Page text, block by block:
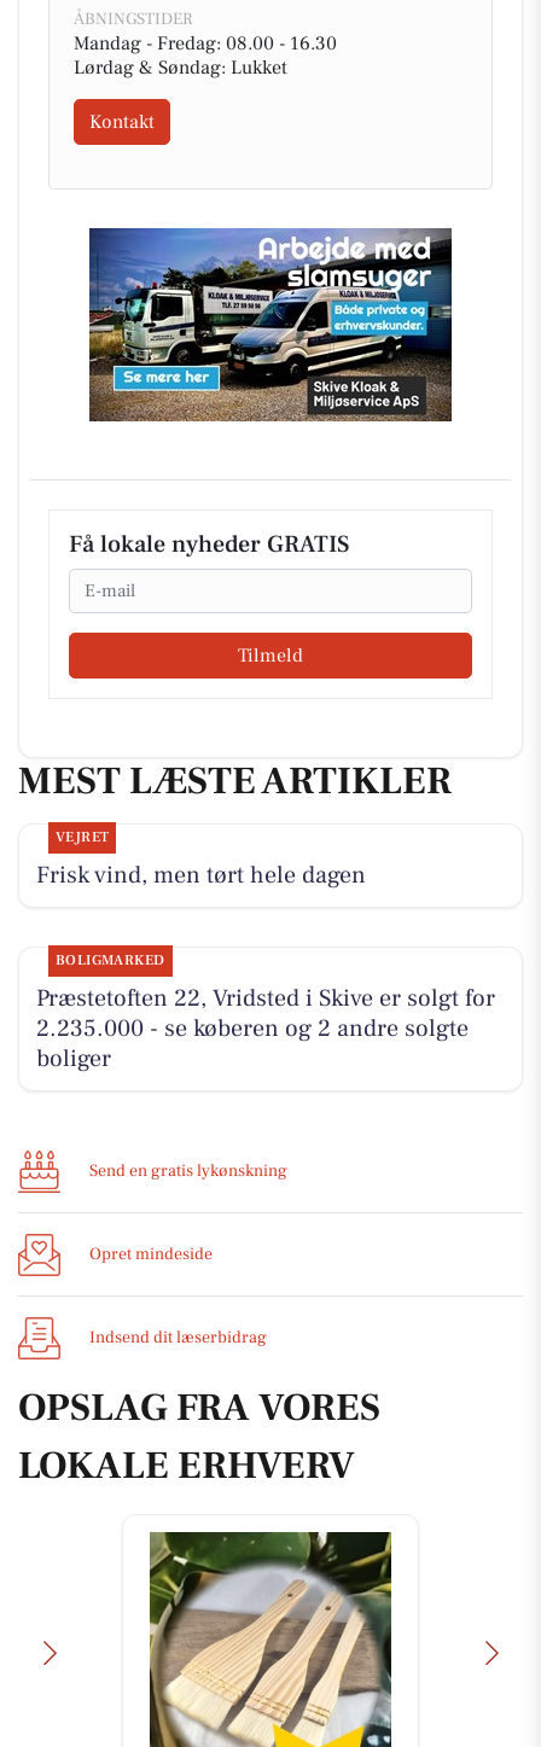
ÅBNINGSTIDER
Mandag - Fredag: 08.00 - 16.30
Lørdag & Søndag: Lukket
Kontakt
Få lokale nyheder GRATIS
Email
Tilmeld
MEST LÆSTE ARTIKLER
VEJRET
Frisk vind, men tørt hele dagen
BOLIGMARKED
Præstetoften 22, Vridsted i Skive er solgt for
2.235.000 - se køberen og 2 andre solgte
boliger
Send en gratis lykønskning
Opret mindeside
Indsend dit læserbidrag
OPSLAG FRA VORES
LOKALE ERHVERV